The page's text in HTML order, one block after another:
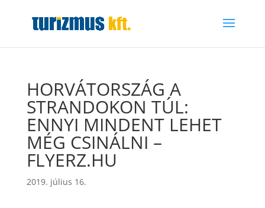
HORVÁTORSZÁG A
STRANDOKON TÚL:
ENNYI MINDENT LEHET
MÉG CSINÁLNI –
FLYERZ.HU
2019. július 16.